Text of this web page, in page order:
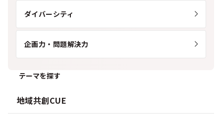
テーマを探す
地域共創CUE
ダイバーシティ
企画力・問題解決力